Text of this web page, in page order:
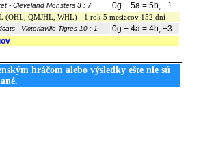
- Cleveland Monsters 3 : 7 0g + 5a = 5b, +1
(OHL, QMJHL, WHL) - 1 rok 5 mesiacov 152 dní
- Victoriaville Tigres 10 : 1
0g + 4a = 4b, +3
hráčom alebo výsledky ešte nie sú